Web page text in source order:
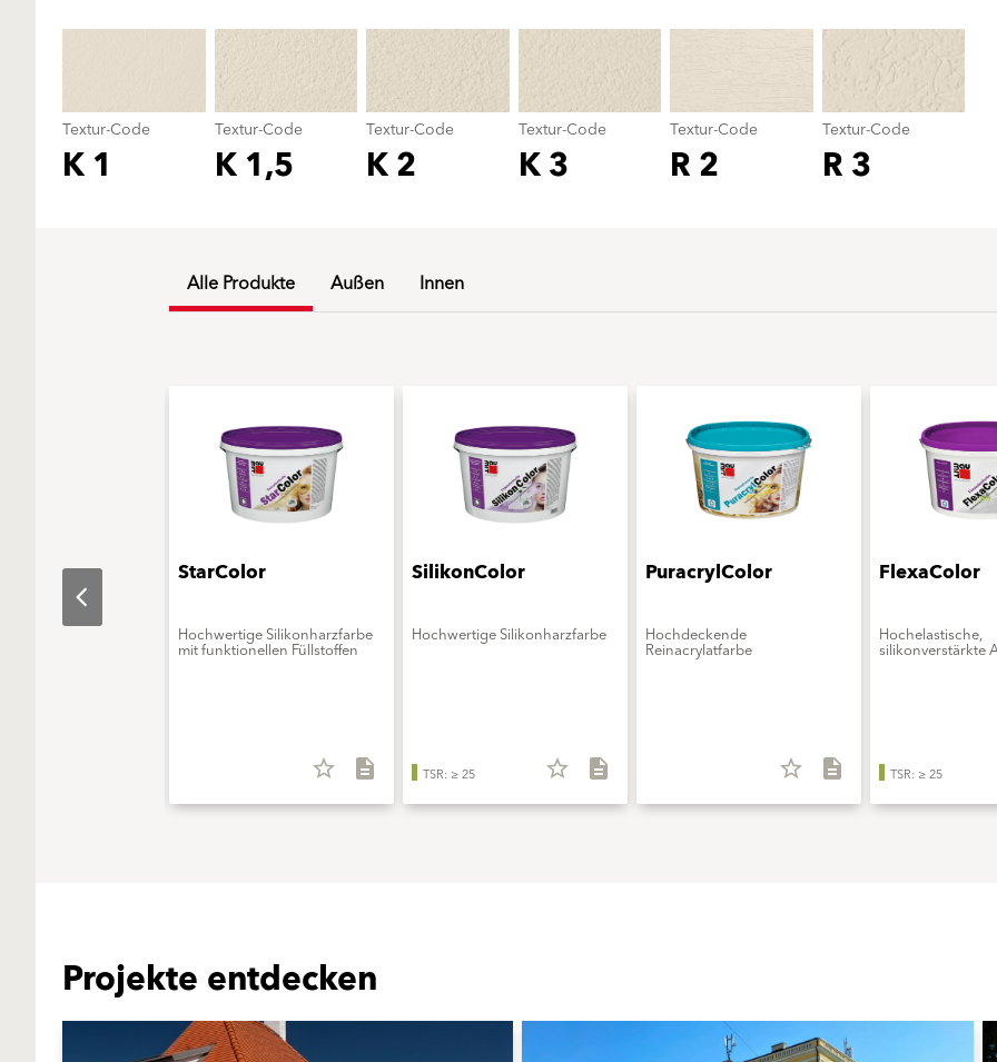
Textur-Code
K 1
Textur-Code
K 1,5
Textur-Code
K 2
Textur-Code
K 3
Textur-Code
R 2
Textur-Code
R 3
Alle Produkte Außen Innen
StarColor
Hochwertige Silikonharzfarbe
mit funktionellen Füllstoffen
star_border description
SilikonColor
Hochwertige Silikonharzfarbe
TSR: ≥ 25 star_border description
PuracrylColor
Hochdeckende
Reinacrylatfarbe
star_border description
FlexaColor
Hochelastische,
silikonverstärkte
TSR: ≥ 25
Projekte entdecken